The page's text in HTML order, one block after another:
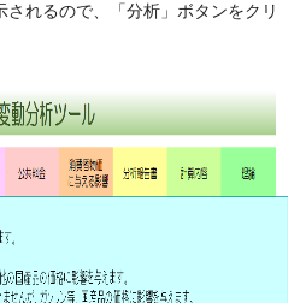
れるので、「分析」ボタンをクリ